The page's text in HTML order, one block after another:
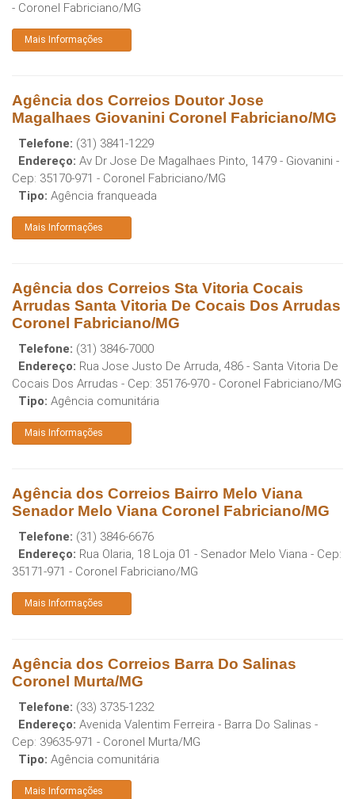
- Coronel Fabriciano/MG
Mais Informações
Agência dos Correios Doutor Jose
Magalhaes Giovanini Coronel Fabriciano/MG
Telefone: (31) 3841-1229
Endereço: Av Dr Jose De Magalhaes Pinto, 1479 - Giovanini -
Cep: 35170-971 - Coronel Fabriciano/MG
Tipo: Agência franqueada
Mais Informações
Agência dos Correios Sta Vitoria Cocais
Arrudas Santa Vitoria De Cocais Dos Arrudas
Coronel Fabriciano/MG
Telefone: (31) 3846-7000
Endereço: Rua Jose Justo De Arruda, 486 - Santa Vitoria De
Cocais Dos Arrudas - Cep: 35176-970 - Coronel Fabriciano/MG
Tipo: Agência comunitária
Mais Informações
Agência dos Correios Bairro Melo Viana
Senador Melo Viana Coronel Fabriciano/MG
Telefone: (31) 3846-6676
Endereço: Rua Olaria, 18 Loja 01 - Senador Melo Viana - Cep:
35171-971 - Coronel Fabriciano/MG
Mais Informações
Agência dos Correios Barra Do Salinas
Coronel Murta/MG
Telefone: (33) 3735-1232
Endereço: Avenida Valentim Ferreira - Barra Do Salinas -
Cep: 39635-971 - Coronel Murta/MG
Tipo: Agência comunitária
Mais Informações